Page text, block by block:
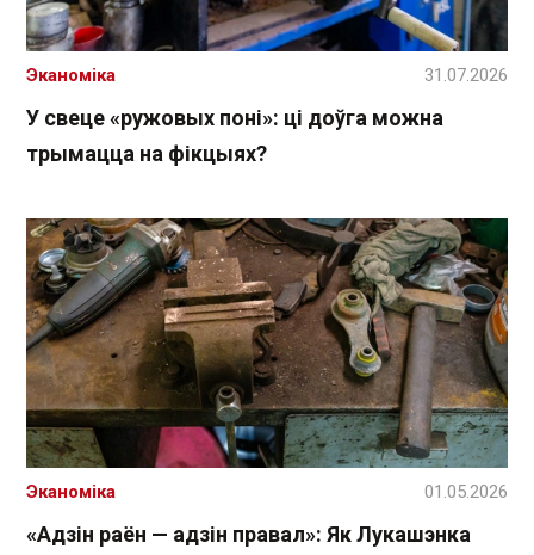
У свеце «ружовых поні»: ці доўга можна
трымацца на фікцыях?
Эканоміка 31.07.2026
«Адзін раён — адзін правал»: Як Лукашэнка
Эканоміка 01.05.2026